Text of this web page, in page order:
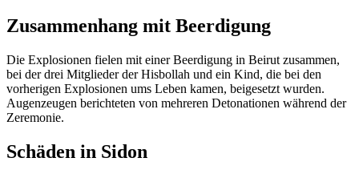
Zusammenhang mit Beerdigung
Die Explosionen fielen mit einer Beerdigung in Beirut zusammen,
bei der drei Mitglieder der Hisbollah und ein Kind, die bei den
vorherigen Explosionen ums Leben kamen, beigesetzt wurden.
Augenzeugen berichteten von mehreren Detonationen während der
Zeremonie.
Schäden in Sidon